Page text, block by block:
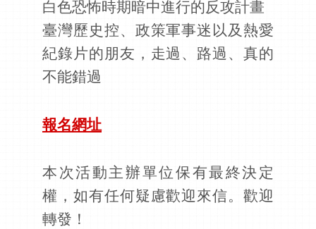
白色恐怖時期暗中進行的反攻計畫
臺灣歷史控、政策軍事迷以及熱愛
紀錄片的朋友，走過、路過、真的
不能錯過
報名網址
本次活動主辦單位保有最終決定
權，如有任何疑慮歡迎來信。歡迎
轉發！